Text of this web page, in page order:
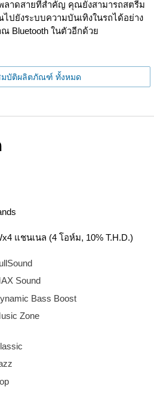
าดสายที่สำคัญ คุณยังสามารถสตรีม
ปยังระบบความบันเทิงในรถได้อย่าง
Bluetooth ในตัวอีกด้วย
บัติผลิตภัณฑ์ ทั้งหมด
แชนเนล (4 โอห์ม, 10% T.H.D.)
Sound
Bass Boost
Zone